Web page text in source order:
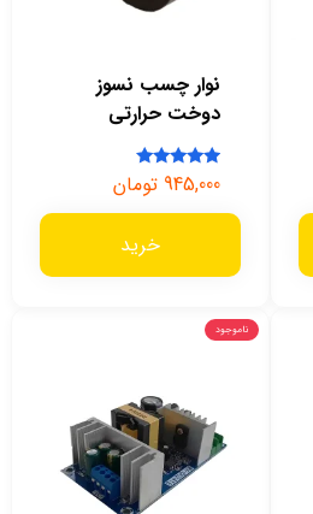
نوار چسب نسوز
دوخت حرارتی
امتیاز
5.00
از 5
945,000 تومان
خرید
ناموجود